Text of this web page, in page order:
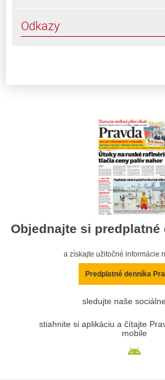
Odkazy
Objednajte si predplatné
a získajte užitočné informácie
Predplatné denníka
sledujte naše
stiahnite si aplikáciu a čítajte
mobile